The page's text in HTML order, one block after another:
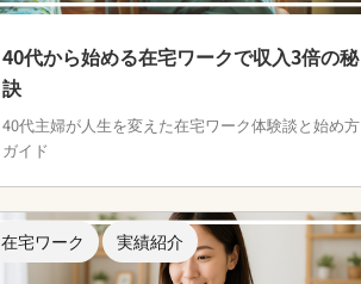
40代から始める在宅ワークで収入3倍の秘
訣
40代主婦が人生を変えた在宅ワーク体験談と始め方
ガイド
在宅ワーク 実績紹介